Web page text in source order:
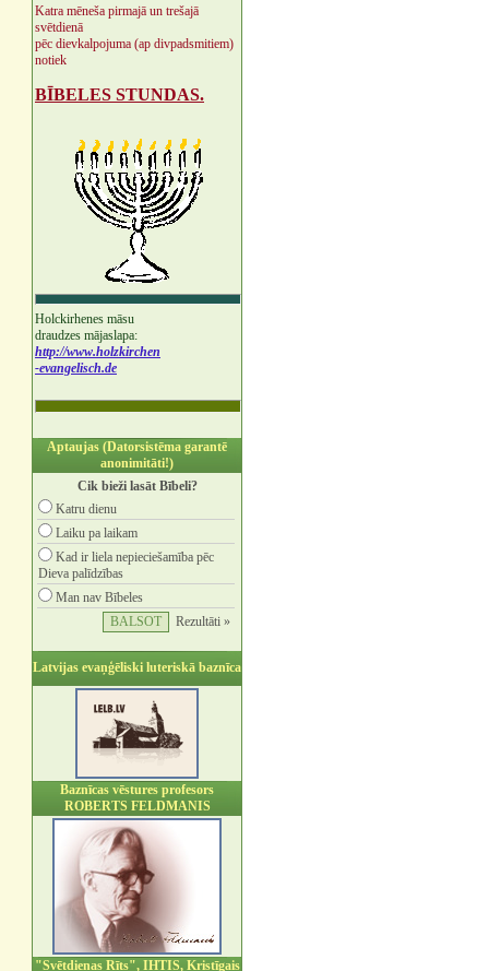
Katra mēneša pirmajā un trešajā
svētdienā
pēc dievkalpojuma (ap divpadsmitiem)
notiek
BĪBELES STUNDAS.
Holckirhenes māsu
draudzes mājaslapa:
http://www.holzkirchen
-evangelisch.de
Aptaujas (Datorsistēma garantē
anonimitāti!)
Cik bieži lasāt Bībeli?
Katru dienu
Laiku pa laikam
Kad ir liela nepieciešamība pēc
Dieva palīdzības
Man nav Bībeles
Rezultāti »
Latvijas evaņģēliski luteriskā baznīca
Baznīcas vēstures profesors
ROBERTS FELDMANIS
"Svētdienas Rīts", IHTIS, Kristīgais